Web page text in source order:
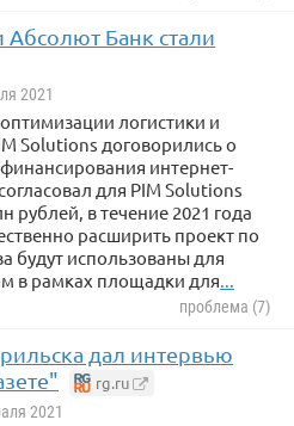
Абсолют Банк стали
2021
логистики и
Solutions договорились о
интернет-
для PIM Solutions
рублей, в течение 2021 года
расширить проект по
будут использованы для
в рамках площадки для...
проблема (7)
дал интервью
rg.ru
2021